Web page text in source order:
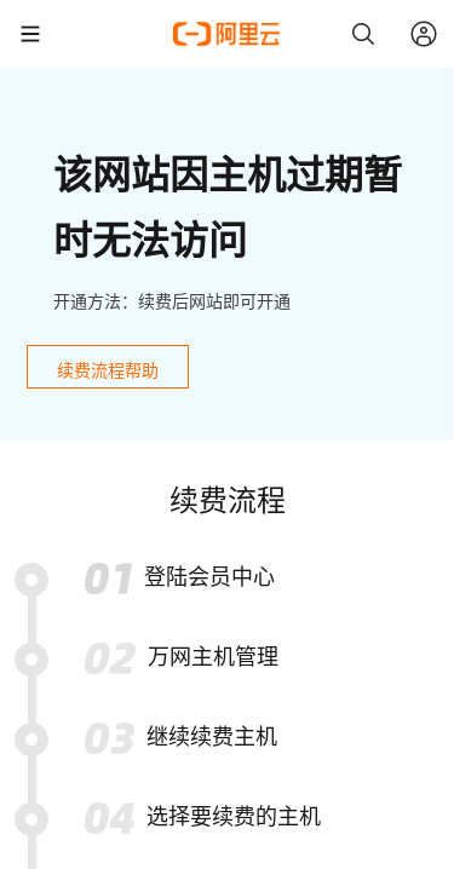
该网站因主机过期暂
时无法访问
开通方法：续费后网站即可开通
续费流程帮助
续费流程
登陆会员中心
万网主机管理
继续续费主机
选择要续费的主机